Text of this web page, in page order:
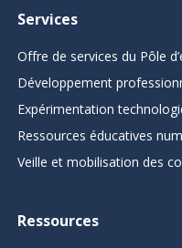
Services
Offre de services du Pôle
Développement
Expérimentation
Ressources éducatives
Veille et mobilisation des
Ressources